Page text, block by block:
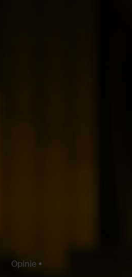
Opinie